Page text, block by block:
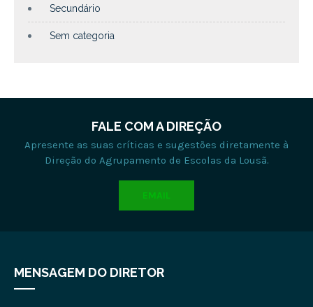
Secundário
Sem categoria
FALE COM A DIREÇÃO
Apresente as suas críticas e sugestões diretamente à
Direção do Agrupamento de Escolas da Lousã.
EMAIL
MENSAGEM DO DIRETOR